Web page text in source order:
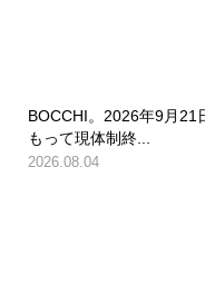
BOCCHI。2026年9月21
もって現体制終...
2026.08.04